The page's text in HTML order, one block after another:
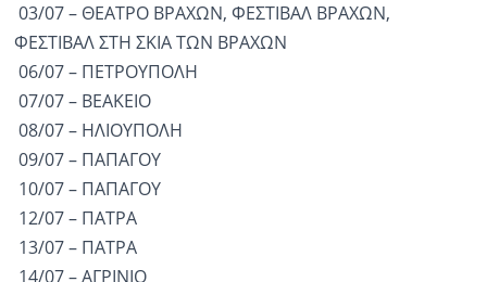
03/07 – ΘΕΑΤΡΟ ΒΡΑΧΩΝ, ΦΕΣΤΙΒΑΛ ΒΡΑΧΩΝ,
ΦΕΣΤΙΒΑΛ ΣΤΗ ΣΚΙΑ ΤΩΝ ΒΡΑΧΩΝ
06/07 – ΠΕΤΡΟΥΠΟΛΗ
07/07 – ΒΕΑΚΕΙΟ
08/07 – ΗΛΙΟΥΠΟΛΗ
09/07 – ΠΑΠΑΓΟΥ
10/07 – ΠΑΠΑΓΟΥ
12/07 – ΠΑΤΡΑ
13/07 – ΠΑΤΡΑ
14/07 – ΑΓΡΙΝΙΟ